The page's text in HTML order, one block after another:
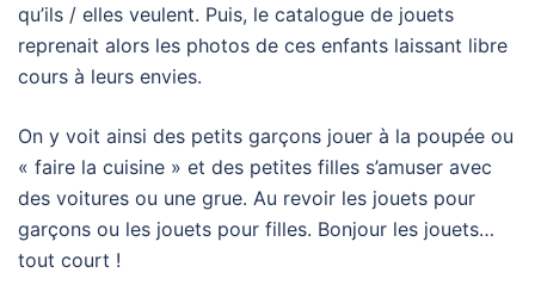
qu’ils / elles veulent. Puis, le catalogue de jouets
reprenait alors les photos de ces enfants laissant libre
cours à leurs envies.
On y voit ainsi des petits garçons jouer à la poupée ou
« faire la cuisine » et des petites filles s’amuser avec
des voitures ou une grue. Au revoir les jouets pour
garçons ou les jouets pour filles. Bonjour les jouets…
tout court !